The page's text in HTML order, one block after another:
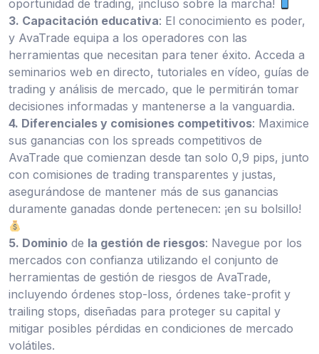
oportunidad de trading, ¡incluso sobre la marcha!
3. Capacitación educativa: El conocimiento es poder,
y AvaTrade equipa a los operadores con las
herramientas que necesitan para tener éxito. Acceda a
seminarios web en directo, tutoriales en vídeo, guías de
trading y análisis de mercado, que le permitirán tomar
decisiones informadas y mantenerse a la vanguardia.
4. Diferenciales y comisiones competitivos: Maximice
sus ganancias con los spreads competitivos de
AvaTrade que comienzan desde tan solo 0,9 pips, junto
con comisiones de trading transparentes y justas,
asegurándose de mantener más de sus ganancias
duramente ganadas donde pertenecen: ¡en su bolsillo!
5. Dominio de la gestión de riesgos: Navegue por los
mercados con confianza utilizando el conjunto de
herramientas de gestión de riesgos de AvaTrade,
incluyendo órdenes stop-loss, órdenes take-profit y
trailing stops, diseñadas para proteger su capital y
mitigar posibles pérdidas en condiciones de mercado
volátiles.